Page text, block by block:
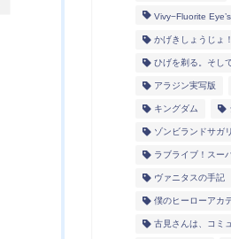
Vivy−Fluorite
かげきしょうじょ
ひげを剃る。そし
アラジン実写版
キングダム
ゾンビランドサガ
ラブライブ！スー
ヴァニタスの手記
僕のヒーローアカ
古見さんは、コミ